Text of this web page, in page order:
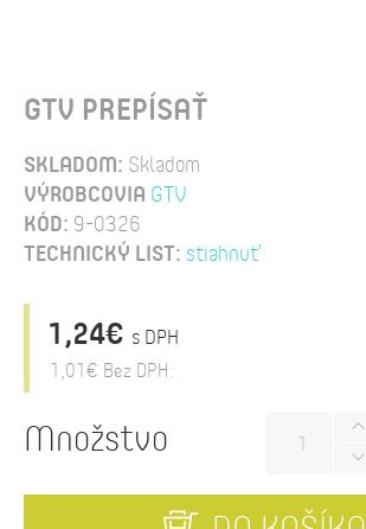
GTV PREPÍSAŤ
SKLADOM: Skladom
VÝROBCOVIA GTV
KÓD: 9-0326
TECHNICKÝ LIST: stiahnuť
1,24€ s DPH
1,01€ Bez DPH:
Množstvo